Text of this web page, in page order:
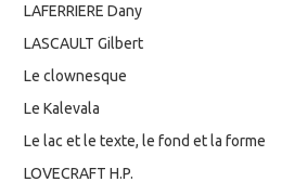
LAFERRIERE Dany
LASCAULT Gilbert
Le clownesque
Le Kalevala
Le lac et le texte, le fond et la forme
LOVECRAFT H.P.